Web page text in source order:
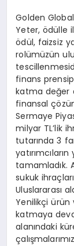
Golden
Yeter, ödülle
ödül, faizsiz
rolümüzün
finans
katma değer
finansal
Sermaye
milyar TL’lik
tutarında 3
tamamladık.
sukuk
Uluslararası
Yenilikçi
katmaya
alanındaki